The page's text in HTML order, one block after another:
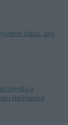
vládu, aby
a
Heřmanice